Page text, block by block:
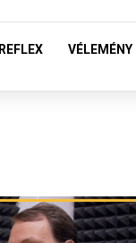
REFLEX VÉLEMÉNY